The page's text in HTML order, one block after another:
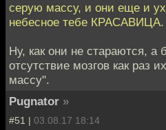
серую массу, и они еще и
небесное тебе КРАСАВИЦА.
Ну, как они не стараются, а
отсутствие мозгов как раз
массу".
Pugnator »
#51 | 03.08.17 18:14